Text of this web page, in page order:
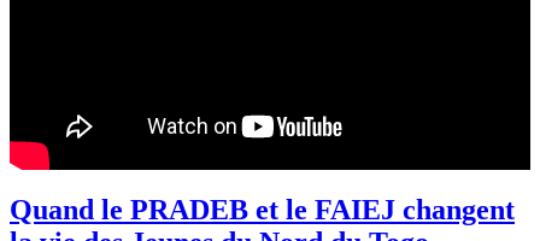
Quand le PRADEB et le FAIEJ changent